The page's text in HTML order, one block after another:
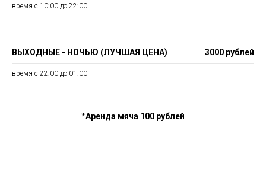
время с 10:00 до 22:00
ВЫХОДНЫЕ - НОЧЬЮ (ЛУЧШАЯ ЦЕНА) 3000 рублей
время с 22:00 до 01:00
*Аренда мяча 100 рублей